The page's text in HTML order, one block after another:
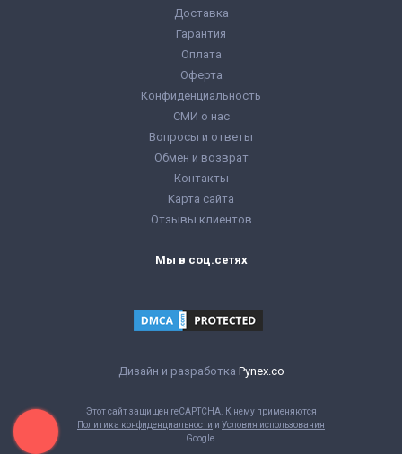
Доставка
Гарантия
Оплата
Оферта
Конфиденциальность
СМИ о нас
Вопросы и ответы
Обмен и возврат
Контакты
Карта сайта
Отзывы клиентов
Мы в соц.сетях
Дизайн и разработка Pynex.co
Этот сайт защищен reCAPTCHA. К нему применяются
Политика конфиденциальности и Условия использования
Google.